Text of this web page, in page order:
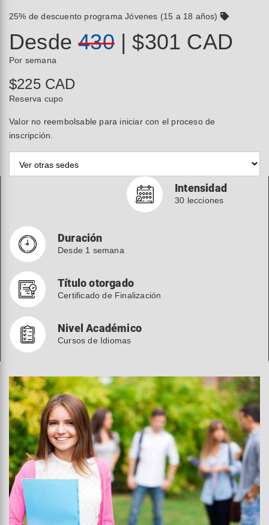
25% de descuento programa Jóvenes (15 a 18 años)
Desde430| $301 CAD
Por semana
$225 CAD
Reserva cupo
Valor no reembolsable para iniciar con el proceso de
inscripción.
Duración
Desde 1 semana
Intensidad
30 lecciones
Título otorgado
Certificado de Finalización
Nivel Académico
Cursos de Idiomas